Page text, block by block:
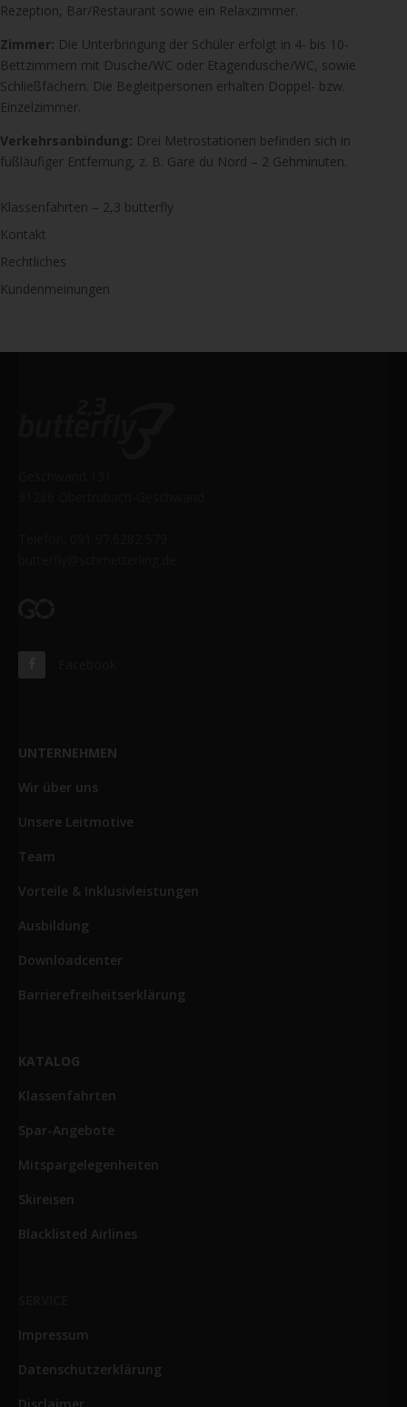
Rezeption, Bar/Restaurant sowie ein Relaxzimmer.
Zimmer: Die Unterbringung der Schüler erfolgt in 4- bis 10-
Bettzimmern mit Dusche/WC oder Etagendusche/WC, sowie
Schließfächern. Die Begleitpersonen erhalten Doppel- bzw.
Einzelzimmer.
Verkehrsanbindung: Drei Metrostationen befinden sich in
fußläufiger Entfernung, z. B. Gare du Nord – 2 Gehminuten.
Klassenfahrten – 2,3 butterfly
Kontakt
Rechtliches
Kundenmeinungen
UNTERNEHMEN
Wir über uns
Unsere Leitmotive
Team
Vorteile & Inklusivleistungen
Ausbildung
Downloadcenter
Barrierefreiheitserklärung
KATALOG
Klassenfahrten
Spar-Angebote
Mitspargelegenheiten
Skireisen
Blacklisted Airlines
Impressum
Datenschutzerklärung